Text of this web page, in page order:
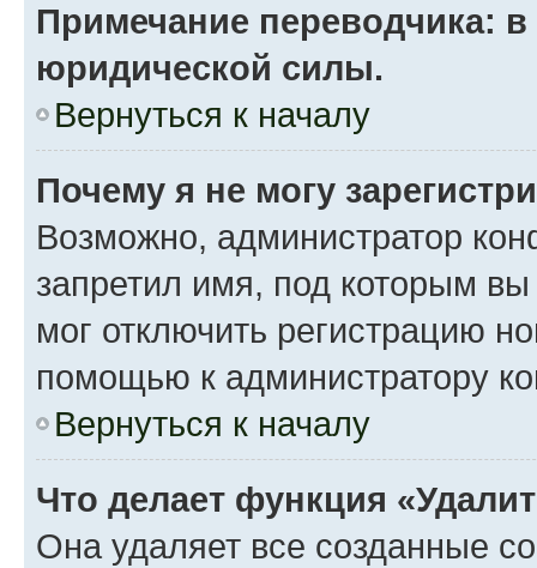
Примечание переводчика:
юридической силы.
Вернуться к началу
Почему я не могу
Возможно, администратор
запретил имя, под которым
мог отключить регистрацию
помощью к администратору
Вернуться к началу
Что делает функция
Она удаляет все созданные